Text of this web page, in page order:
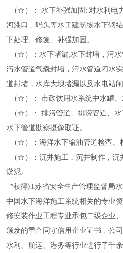
（☆）： 水下补强加固: 对水利电
河港口、码头等水工建筑物水下钢
下处理、修复、补强加固。
（☆）：水下堵漏,水下封堵，污水
污水管道气囊封堵，污水管道闭水
道封堵，水库大坝堵漏以及水电站闸
（☆）： 市政饮用水系统中水罐、
（☆）： 排污管道、排涝管道、水
水下管道勘察摄像取证。
（☆）：海洋水下输油管道检查、
（☆）：沉井施工，沉井制作，沉
淤泥。
*获得江苏省安全生产管理监督局
中国水下海洋施工系统相关的专业
修安装作业工程专业承包二级企业
颁发的重合同守信用企业证书，公
水利、航运、港务等行业进行了千